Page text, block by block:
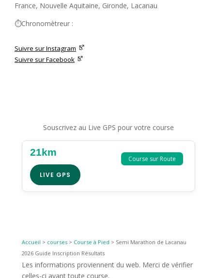
France, Nouvelle Aquitaine, Gironde, Lacanau
⏱️Chronomètreur :
Suivre sur Instagram
Suivre sur Facebook
Souscrivez au Live GPS pour votre course
Course sur Route
21km
LIVE GPS
Accueil > courses> Course à Pied > Semi Marathon de Lacanau
2026 Guide Inscription Résultats
Les informations proviennent du web. Merci de vérifier
celles-ci avant toute course.